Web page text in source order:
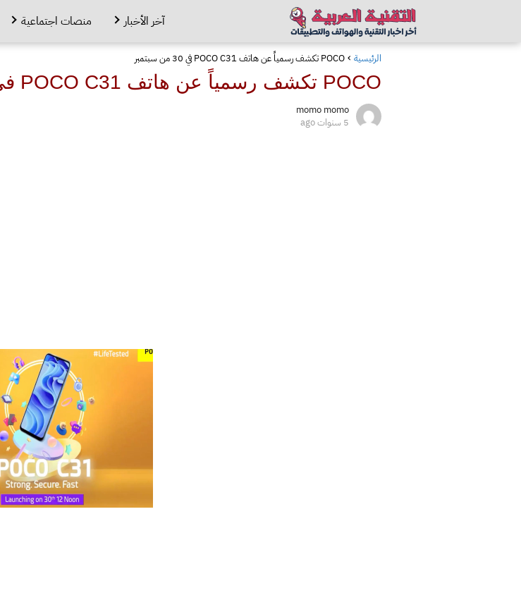
آخر الأخبار منصات اجتماعية
الرئيسية POCO تكشف رسمياً عن هاتف POCO C31 في 30 من سبتمبر
POCO تكشف رسمياً عن هاتف POCO C31 في 30 من سبتمبر
momo momo
5 سنوات ago